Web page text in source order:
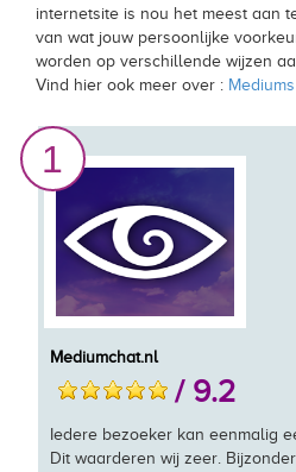
internetsite is nou het meest aan
van wat jouw persoonlijke
worden op verschillende wijzen
Vind hier ook meer over :
1
Mediumchat.nl
/ 9.2
Iedere bezoeker kan eenmalig
Dit waarderen wij zeer.